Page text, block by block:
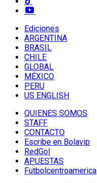
Ediciones
ARGENTINA
BRASIL
CHILE
GLOBAL
MÉXICO
PERU
US ENGLISH
QUIENES SOMOS
STAFF
CONTACTO
Escribe en Bolavip
RedGol
APUESTAS
Futbolcentroamerica